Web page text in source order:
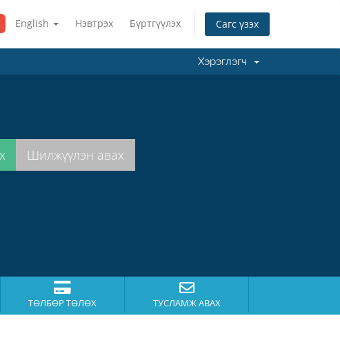
English Нэвтрэх Бүртгүүлэх Сагс үзэх
Хэрэглэгч
ТӨЛБӨР ТӨЛӨХ ТУСЛАМЖ АВАХ